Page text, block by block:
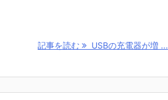
記事を読む USBの充電器が増 ...